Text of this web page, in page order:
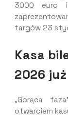
3000 euro i
targów 23
Kasa
2026
„Gorąca
otwarciem